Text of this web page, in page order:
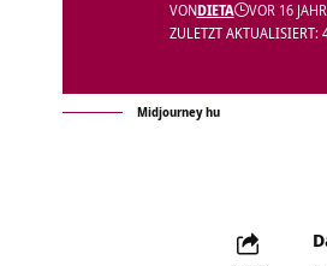
ZULETZT AKTUALISIERT:
VONDIETA VOR 16
Midjourney hu